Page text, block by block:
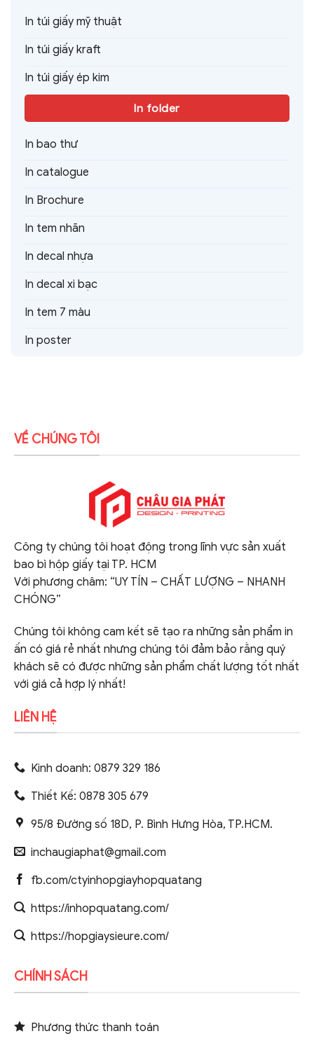
In túi giấy mỹ thuật
In túi giấy kraft
In túi giấy ép kim
In folder
In bao thư
In catalogue
In Brochure
In tem nhãn
In decal nhựa
In decal xi bạc
In tem 7 màu
In poster
VỀ CHÚNG TÔI
Công ty chúng tôi hoạt động trong lĩnh vực sản xuất
bao bì hộp giấy tại TP. HCM
Với phương châm: “UY TÍN – CHẤT LƯỢNG – NHANH
CHÓNG”
Chúng tôi không cam kết sẽ tạo ra những sản phẩm in
ấn có giá rẻ nhất nhưng chúng tôi đảm bảo rằng quý
khách sẽ có được những sản phẩm chất lượng tốt nhất
với giá cả hợp lý nhất!
LIÊN HỆ
Kinh doanh: 0879 329 186
Thiết Kế: 0878 305 679
95/8 Đường số 18D, P. Bình Hưng Hòa, TP.HCM.
inchaugiaphat@gmail.com
fb.com/ctyinhopgiayhopquatang
https://inhopquatang.com/
https://hopgiaysieure.com/
CHÍNH SÁCH
Phương thức thanh toán